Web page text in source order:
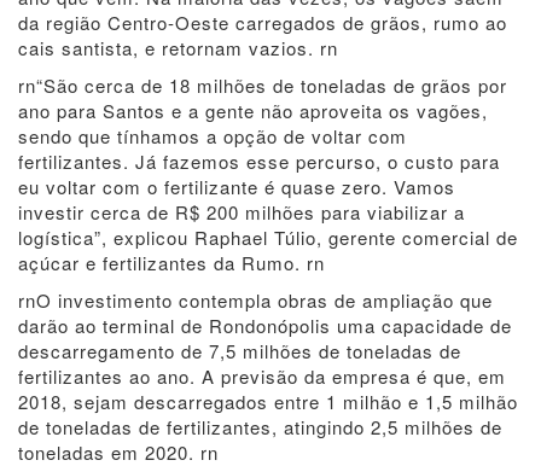
da região Centro-Oeste carregados de grãos, rumo ao
cais santista, e retornam vazios. rn
rn“São cerca de 18 milhões de toneladas de grãos por
ano para Santos e a gente não aproveita os vagões,
sendo que tínhamos a opção de voltar com
fertilizantes. Já fazemos esse percurso, o custo para
eu voltar com o fertilizante é quase zero. Vamos
investir cerca de R$ 200 milhões para viabilizar a
logística”, explicou Raphael Túlio, gerente comercial de
açúcar e fertilizantes da Rumo. rn
rnO investimento contempla obras de ampliação que
darão ao terminal de Rondonópolis uma capacidade de
descarregamento de 7,5 milhões de toneladas de
fertilizantes ao ano. A previsão da empresa é que, em
2018, sejam descarregados entre 1 milhão e 1,5 milhão
de toneladas de fertilizantes, atingindo 2,5 milhões de
toneladas em 2020. rn